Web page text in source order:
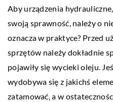
Aby urządzenia
swoją sprawność, należy o
oznacza w praktyce? Przed
sprzętów należy dokładnie
pojawiły się wycieki oleju.
wydobywa się z jakichś
zatamować, a w